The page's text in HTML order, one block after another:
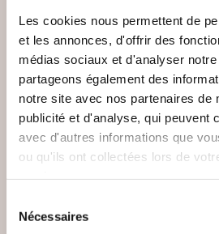
Les cookies nous permettent de
et les annonces, d'offrir des
médias sociaux et d'analyser
partageons également des
notre site avec nos partenaires de
publicité et d'analyse, qui peuvent
avec d'autres informations que
ou qu'ils ont collectées lors de
Nécessaires